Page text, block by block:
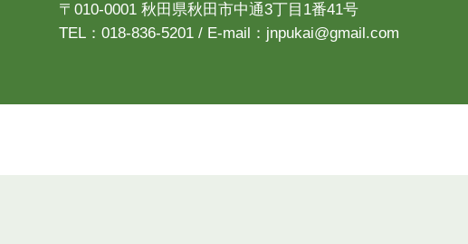
〒010-0001 秋田県秋田市中通3丁目1番41号
TEL：018-836-5201 / E-mail：jnpukai@gmail.com